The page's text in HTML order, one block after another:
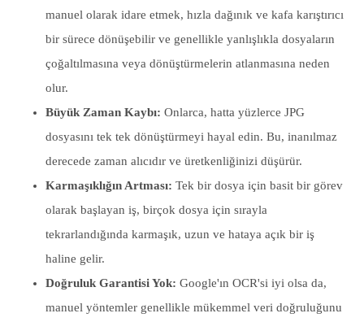
manuel olarak idare etmek, hızla dağınık ve kafa karıştırıcı
bir sürece dönüşebilir ve genellikle yanlışlıkla dosyaların
çoğaltılmasına veya dönüştürmelerin atlanmasına neden
olur.
Büyük Zaman Kaybı: Onlarca, hatta yüzlerce JPG
dosyasını tek tek dönüştürmeyi hayal edin. Bu, inanılmaz
derecede zaman alıcıdır ve üretkenliğinizi düşürür.
Karmaşıklığın Artması: Tek bir dosya için basit bir görev
olarak başlayan iş, birçok dosya için sırayla
tekrarlandığında karmaşık, uzun ve hataya açık bir iş
haline gelir.
Doğruluk Garantisi Yok: Google'ın OCR'si iyi olsa da,
manuel yöntemler genellikle mükemmel veri doğruluğunu